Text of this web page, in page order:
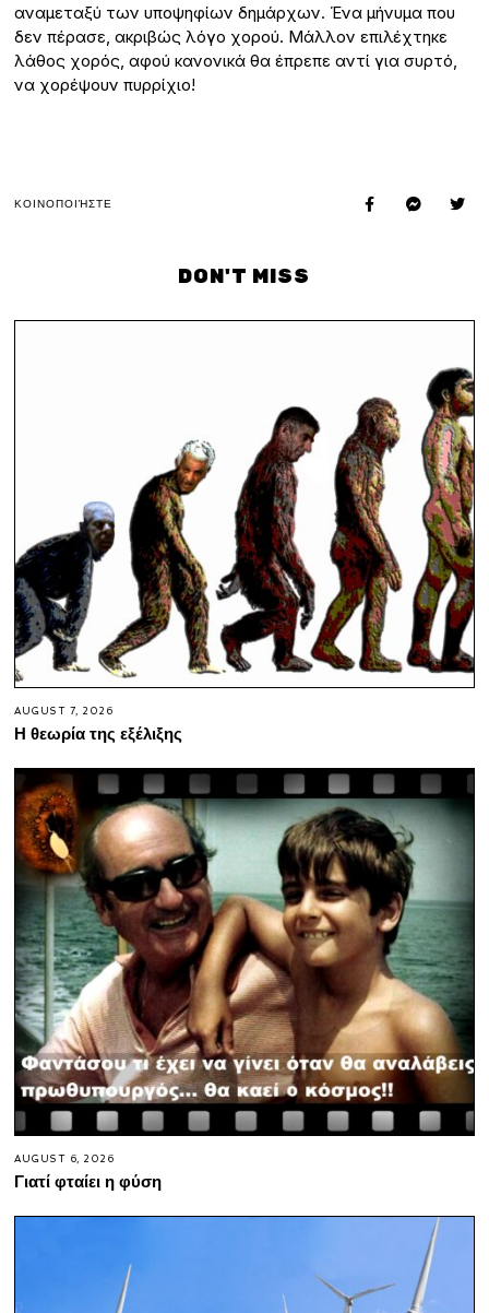
αναμεταξύ των υποψηφίων δημάρχων. Ένα μήνυμα που
δεν πέρασε, ακριβώς λόγο χορού. Μάλλον επιλέχτηκε
λάθος χορός, αφού κανονικά θα έπρεπε αντί για συρτό,
να χορέψουν πυρρίχιο!
ΚΟΙΝΟΠΟΙΉΣΤΕ
DON'T MISS
AUGUST 7, 2026
Η θεωρία της εξέλιξης
AUGUST 6, 2026
Γιατί φταίει η φύση